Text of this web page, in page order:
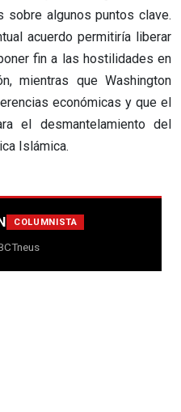
sobre algunos puntos clave.
acuerdo permitiría liberar
fin a las hostilidades en
mientras que Washington
económicas y que el
el desmantelamiento del
Islámica.
COLUMNISTA